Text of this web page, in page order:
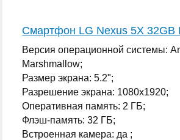
Смартфон LG Nexus 5X 32GB
Версия операционной системы:
Marshmallow;
Размер экрана: 5.2";
Разрешение экрана: 1080x1920;
Оперативная память: 2 ГБ;
Флэш-память: 32 ГБ;
Встроенная камера: да ;